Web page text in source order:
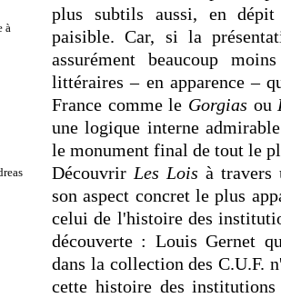
à
plus subtils aussi, en dépit
paisible. Car, si la
assurément beaucoup
littéraires – en apparence –
France comme le Gorgias ou
une logique interne
le monument final de tout le
Découvrir Les Lois à travers
son aspect concret le plus
celui de l'histoire des
découverte : Louis Gernet
dans la collection des C.U.F.
cette histoire des